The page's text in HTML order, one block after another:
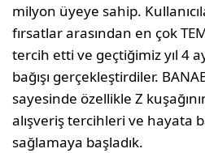
milyon üyeye sahip.
fırsatlar arasından en çok
tercih etti ve geçtiğimiz yıl 4
bağışı gerçekleştirdiler.
sayesinde özellikle Z
alışveriş tercihleri ve hayata
sağlamaya başladık.